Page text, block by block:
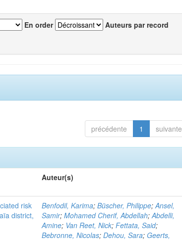
En order Auteurs par record
précédente 1 suivante
Auteur(s)
risk
district,
Benfodil, Karima;Büscher, Philippe;Ansel,
Samir;Mohamed Cherif, Abdellah;Abdelli,
Amine; Van Reet, Nick;Fettata, Said;
Bebronne, Nicolas;Dehou, Sara; Geerts,